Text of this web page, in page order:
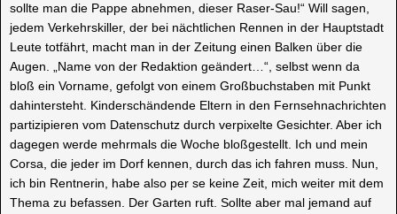
sollte man die Pappe abnehmen, dieser Raser-Sau!“ Will sagen,
jedem Verkehrskiller, der bei nächtlichen Rennen in der Hauptstadt
Leute totfährt, macht man in der Zeitung einen Balken über die
Augen. „Name von der Redaktion geändert…“, selbst wenn da
bloß ein Vorname, gefolgt von einem Großbuchstaben mit Punkt
dahintersteht. Kinderschändende Eltern in den Fernsehnachrichten
partizipieren vom Datenschutz durch verpixelte Gesichter. Aber ich
dagegen werde mehrmals die Woche bloßgestellt. Ich und mein
Corsa, die jeder im Dorf kennen, durch das ich fahren muss. Nun,
ich bin Rentnerin, habe also per se keine Zeit, mich weiter mit dem
Thema zu befassen. Der Garten ruft. Sollte aber mal jemand auf